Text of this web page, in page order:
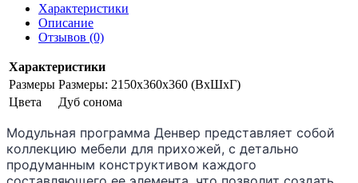
Характеристики
Описание
Отзывов (0)
Характеристики
Размеры Размеры: 2150х360х360 (ВхШхГ)
Цвета
Дуб сонома
Модульная программа Денвер представляет собой
коллекцию мебели для прихожей, с детально
продуманным конструктивом каждого